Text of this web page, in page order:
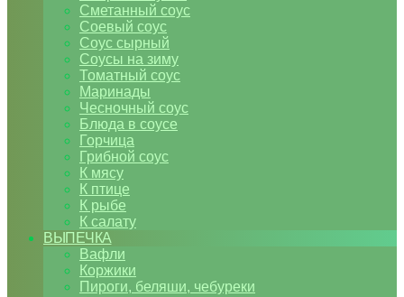
Сметанный соус
Соевый соус
Соус сырный
Соусы на зиму
Томатный соус
Маринады
Чесночный соус
Блюда в соусе
Горчица
Грибной соус
К мясу
К птице
К рыбе
К салату
ВЫПЕЧКА
Вафли
Коржики
Пироги, беляши, чебуреки